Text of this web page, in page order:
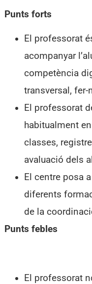
Punts forts
El professorat
acompanyar
competència
transversal, fer-
El professorat
habitualment
classes,
avaluació dels
El centre posa
diferents
de la
Punts febles
El professorat